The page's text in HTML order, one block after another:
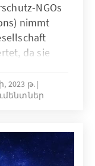
NGOs
nimmt
da sie
sich in
gegen
sich NGOs
an
Rolle in der
2023 թ.